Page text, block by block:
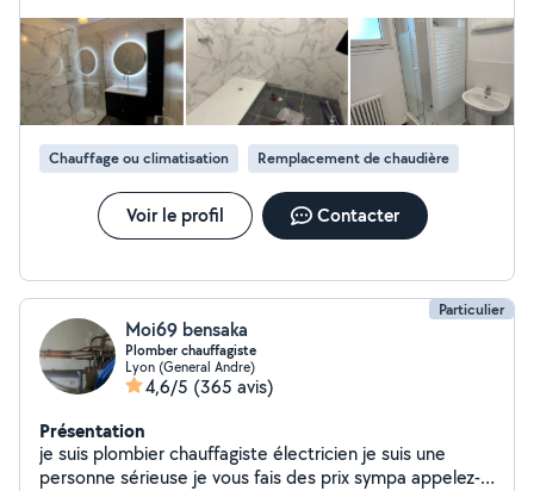
Chauffage ou climatisation Remplacement de chaudière
Voir le profil Contacter
Particulier
Moi69 bensaka
Plomber chauffagiste
Lyon (General Andre)
4,6/5 (365 avis)
Présentation
je suis plombier chauffagiste électricien je suis une
personne sérieuse je vous fais des prix sympa appelez-